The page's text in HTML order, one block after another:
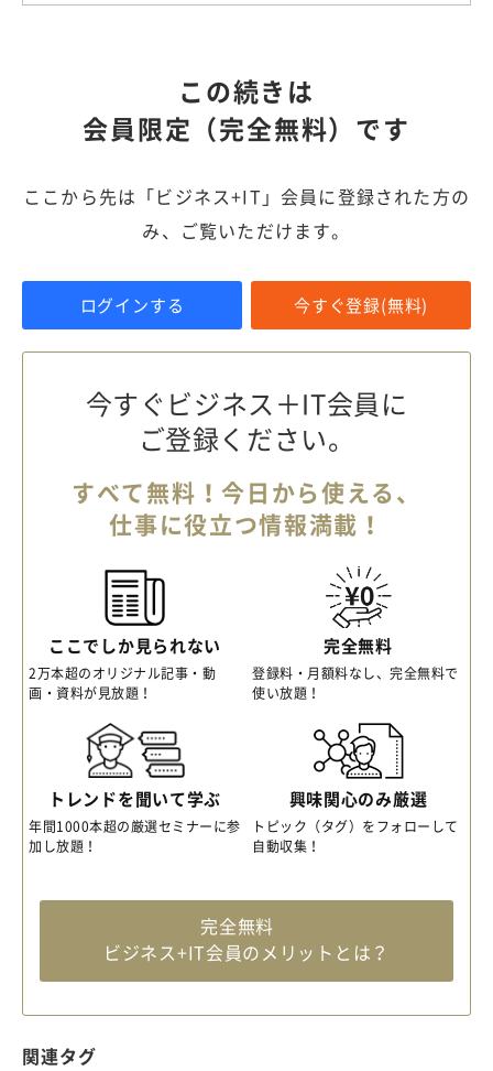
この続きは
会員限定（完全無料）です
ここから先は「ビジネス+IT」会員に登録された方の
み、ご覧いただけます。
ログインする 今すぐ登録(無料)
今すぐビジネス＋IT会員に
ご登録ください。
すべて無料！今日から使える、
仕事に役立つ情報満載！
ここでしか見られない
2万本超のオリジナル記事・動
画・資料が見放題！
完全無料
登録料・月額料なし、完全無料で
使い放題！
トレンドを聞いて学ぶ
年間1000本超の厳選セミナーに参
加し放題！
興味関心のみ厳選
トピック（タグ）をフォローして
自動収集！
完全無料
ビジネス+IT会員のメリットとは？
関連タグ